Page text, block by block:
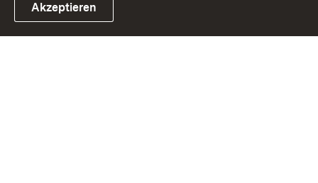
Link zum Landesportal
Akzeptieren